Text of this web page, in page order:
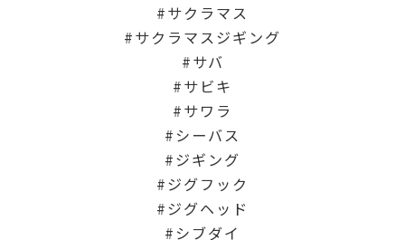
サクラマス
サクラマスジギング
サバ
サビキ
サワラ
シーバス
ジギング
ジグフック
ジグヘッド
シブダイ